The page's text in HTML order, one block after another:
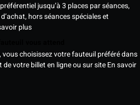
jusqu’à 3 places par séances,
hors séances spéciales et
plus
choisissez votre fauteuil préféré dans
de votre billet en ligne ou sur siteEn savoir